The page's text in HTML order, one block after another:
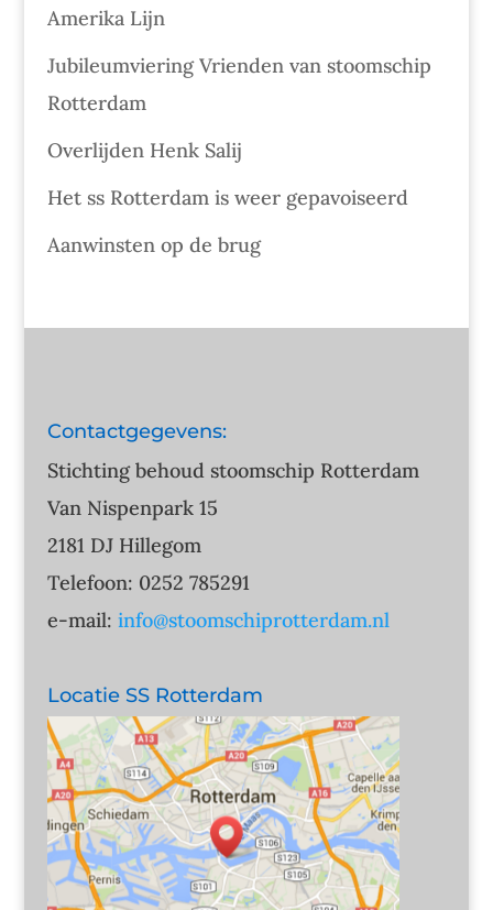
Amerika Lijn
Jubileumviering Vrienden van stoomschip
Rotterdam
Overlijden Henk Salij
Het ss Rotterdam is weer gepavoiseerd
Aanwinsten op de brug
Contactgegevens:
Stichting behoud stoomschip Rotterdam
Van Nispenpark 15
2181 DJ Hillegom
Telefoon: 0252 785291
e-mail: info@stoomschiprotterdam.nl
Locatie SS Rotterdam